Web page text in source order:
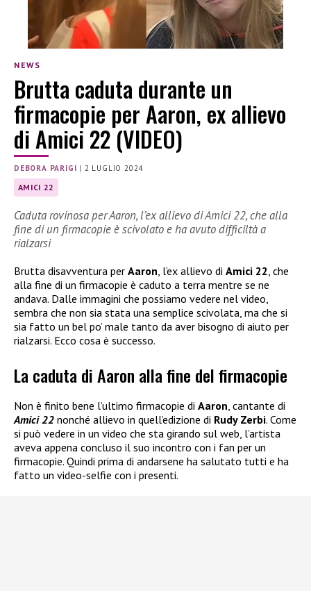
NEWS
Brutta caduta durante un
firmacopie per Aaron, ex allievo
di Amici 22 (VIDEO)
DEBORA PARIGI | 2 LUGLIO 2024
AMICI 22
Caduta rovinosa per Aaron, l’ex allievo di Amici 22, che alla
fine di un firmacopie è scivolato e ha avuto difficiltà a
rialzarsi
Brutta disavventura per Aaron, l’ex allievo di Amici 22, che
alla fine di un firmacopie è caduto a terra mentre se ne
andava. Dalle immagini che possiamo vedere nel video,
sembra che non sia stata una semplice scivolata, ma che si
sia fatto un bel po’ male tanto da aver bisogno di aiuto per
rialzarsi. Ecco cosa è successo.
La caduta di Aaron alla fine del firmacopie
Non è finito bene l’ultimo firmacopie di Aaron, cantante di
Amici 22 nonché allievo in quell’edizione di Rudy Zerbi. Come
si può vedere in un video che sta girando sul web, l’artista
aveva appena concluso il suo incontro con i fan per un
firmacopie. Quindi prima di andarsene ha salutato tutti e ha
fatto un video-selfie con i presenti.